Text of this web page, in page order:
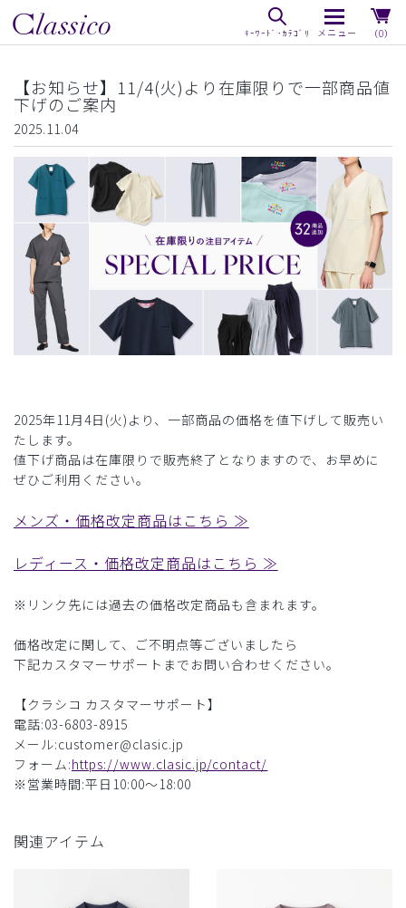
（0）
【お知らせ】11/4(火)より在庫限りで一部商品値
下げのご案内
2025.11.04
2025年11月4日(火)より、一部商品の価格を値下げして販売い
たします。
値下げ商品は在庫限りで販売終了となりますので、お早めに
ぜひご利用ください。
メンズ・価格改定商品はこちら ≫
レディース・価格改定商品はこちら ≫
※リンク先には過去の価格改定商品も含まれます。
価格改定に関して、ご不明点等ございましたら
下記カスタマーサポートまでお問い合わせください。
【クラシコ カスタマーサポート】
電話:03-6803-8915
メール:customer@clasic.jp
フォーム:https://www.clasic.jp/contact/
※営業時間:平日10:00～18:00
関連アイテム